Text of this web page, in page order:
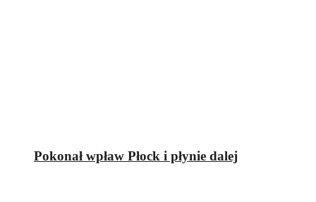
Pokonał wpław Płock i płynie dalej